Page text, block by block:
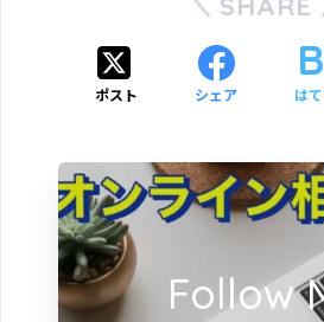
ポスト シェア は
Follow